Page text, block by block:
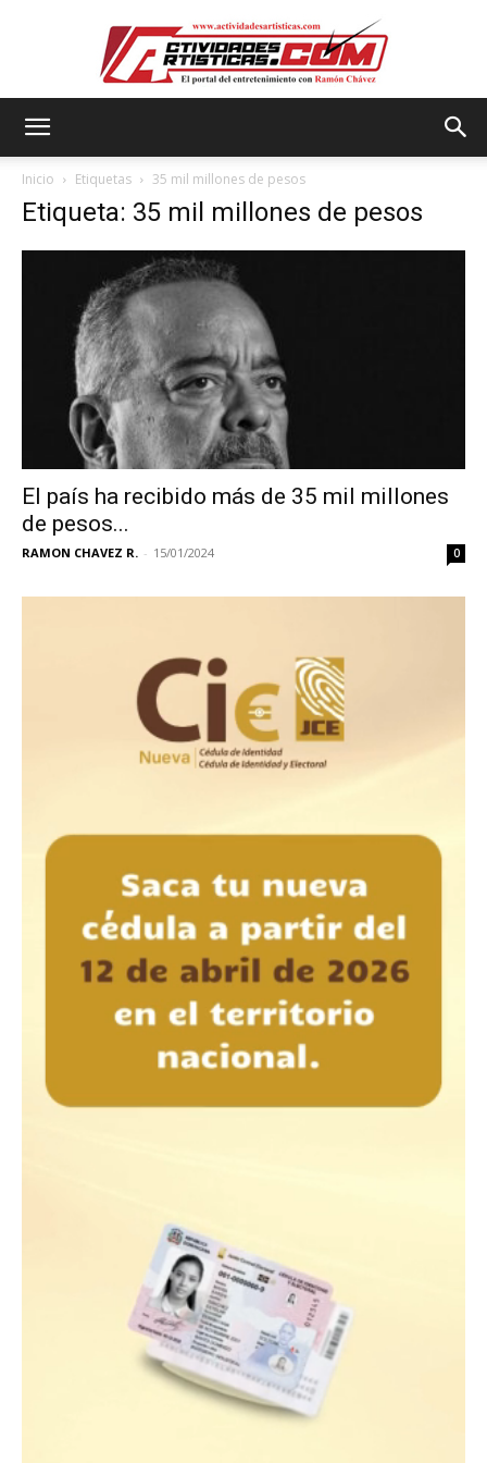
Inicio Etiquetas 35 mil millones de pesos
Etiqueta: 35 mil millones de pesos
El país ha recibido más de 35 mil millones
de pesos...
RAMON CHAVEZ R. - 15/01/2024 0